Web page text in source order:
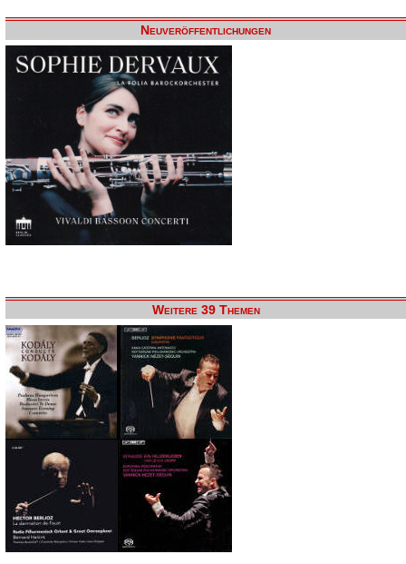
Neuveröffentlichungen
Weitere 39 Themen